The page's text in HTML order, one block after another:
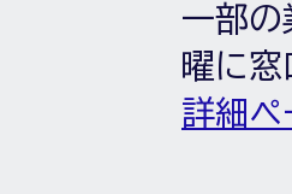
一部の
曜に
詳細ペ